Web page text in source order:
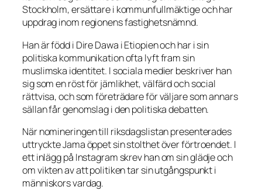
Stockholm, ersättare i kommunfullmäktige och har
uppdrag inom regionens fastighetsnämnd.
Han är född i Dire Dawa i Etiopien och har i sin
politiska kommunikation ofta lyft fram sin
muslimska identitet. I sociala medier beskriver han
sig som en röst för jämlikhet, välfärd och social
rättvisa, och som företrädare för väljare som annars
sällan får genomslag i den politiska debatten.
När nomineringen till riksdagslistan presenterades
uttryckte Jama öppet sin stolthet över förtroendet. I
ett inlägg på Instagram skrev han om sin glädje och
om vikten av att politiken tar sin utgångspunkt i
människors vardag.